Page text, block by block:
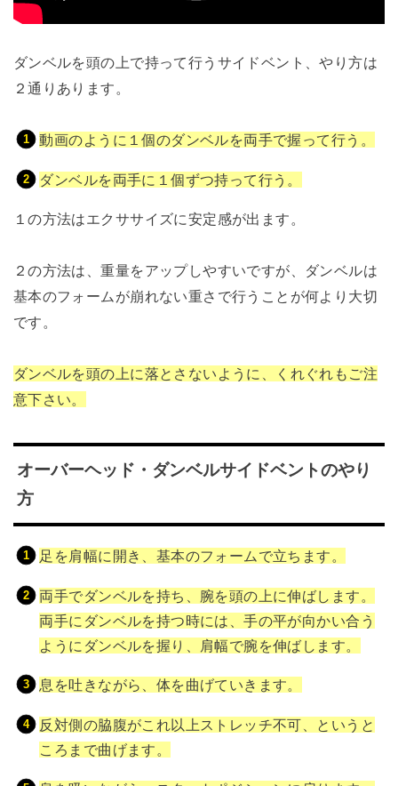
ダンベルを頭の上で持って行うサイドベント、やり方は
２通りあります。
動画のように１個のダンベルを両手で握って行う。
ダンベルを両手に１個ずつ持って行う。
１の方法はエクササイズに安定感が出ます。
２の方法は、重量をアップしやすいですが、ダンベルは
基本のフォームが崩れない重さで行うことが何より大切
です。
ダンベルを頭の上に落とさないように、くれぐれもご注
意下さい。
オーバーヘッド・ダンベルサイドベントのやり
方
足を肩幅に開き、基本のフォームで立ちます。
両手でダンベルを持ち、腕を頭の上に伸ばします。
両手にダンベルを持つ時には、手の平が向かい合う
ようにダンベルを握り、肩幅で腕を伸ばします。
息を吐きながら、体を曲げていきます。
反対側の脇腹がこれ以上ストレッチ不可、というと
ころまで曲げます。